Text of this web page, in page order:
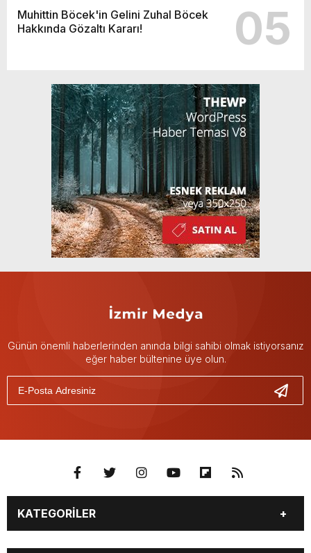
Muhittin Böcek'in Gelini Zuhal Böcek
Hakkında Gözaltı Kararı!
05
Günün önemli haberlerinden anında bilgi sahibi olmak istiyorsanız
eğer haber bültenine üye olun.
KATEGORİLER
GÜNDEM DÜNYA